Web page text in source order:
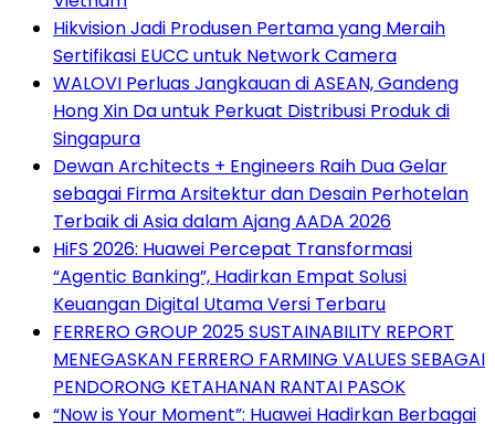
Hikvision Jadi Produsen Pertama yang Meraih
Sertifikasi EUCC untuk Network Camera
WALOVI Perluas Jangkauan di ASEAN, Gandeng
Hong Xin Da untuk Perkuat Distribusi Produk di
Singapura
Dewan Architects + Engineers Raih Dua Gelar
sebagai Firma Arsitektur dan Desain Perhotelan
Terbaik di Asia dalam Ajang AADA 2026
HiFS 2026: Huawei Percepat Transformasi
“Agentic Banking”, Hadirkan Empat Solusi
Keuangan Digital Utama Versi Terbaru
FERRERO GROUP 2025 SUSTAINABILITY REPORT
MENEGASKAN FERRERO FARMING VALUES SEBAGAI
PENDORONG KETAHANAN RANTAI PASOK
“Now is Your Moment”: Huawei Hadirkan Berbagai